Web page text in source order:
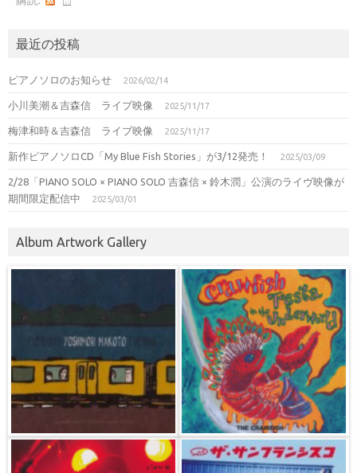
最近の投稿
ピアノソロのお知らせ 2026/02/14
小川美潮＆吉森信 ライブ映像 2025/11/17
梅津和時＆吉森信 ライブ映像 2025/11/17
新作ピアノソロCD「My Blue Fish Stories」が3/12発売！ 2025/03/09
2/28「PIANO SOLO × PIANO SOLO 吉森信 × 鈴木潤」公演のライヴ映像が
期間限定配信中
2025/03/01
Album Artwork Gallery